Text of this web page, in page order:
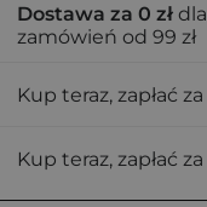
Dostawa za 0 zł dla
zamówień od 99 zł
Kup teraz, zapłać za
Kup teraz, zapłać za